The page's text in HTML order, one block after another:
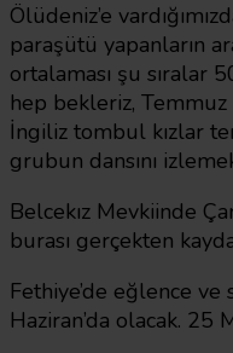
Ölüdeniz’e
paraşütü yapanların
ortalaması şu sıralar
hep bekleriz, Temmuz
İngiliz tombul kızlar
grubun dansını
Belcekız Mevkiinde
burası gerçekten
Fethiye’de eğlence
Haziran’da olacak. 25